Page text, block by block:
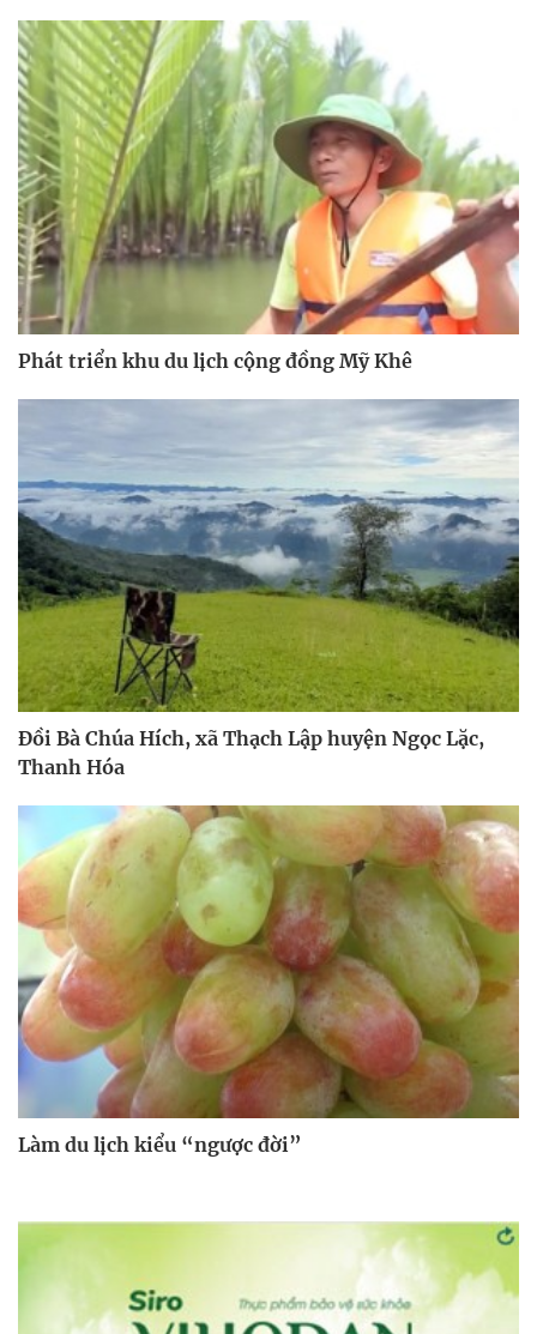
Phát triển khu du lịch cộng đồng Mỹ Khê
Đồi Bà Chúa Hích, xã Thạch Lập huyện Ngọc Lặc,
Thanh Hóa
Làm du lịch kiểu “ngược đời”